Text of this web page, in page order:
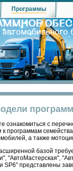
Программы
ознакомиться с
программам
а также
базой
"АвтоМастерская",
представлены